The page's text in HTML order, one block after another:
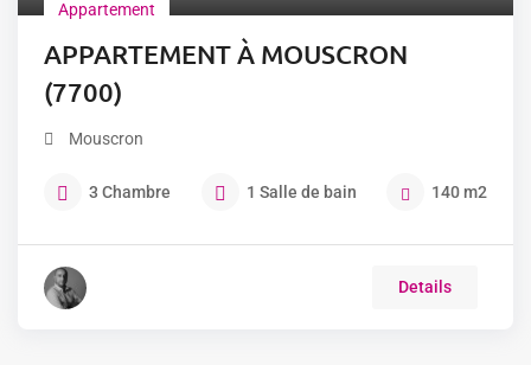
Appartement
APPARTEMENT À MOUSCRON
(7700)
Mouscron
3 Chambre 1 Salle de bain 140m2
Details